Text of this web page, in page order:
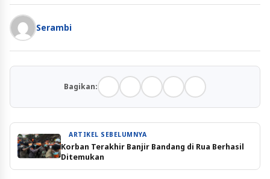
Serambi
Bagikan:
ARTIKEL SEBELUMNYA
Korban Terakhir Banjir Bandang di Rua Berhasil
Ditemukan